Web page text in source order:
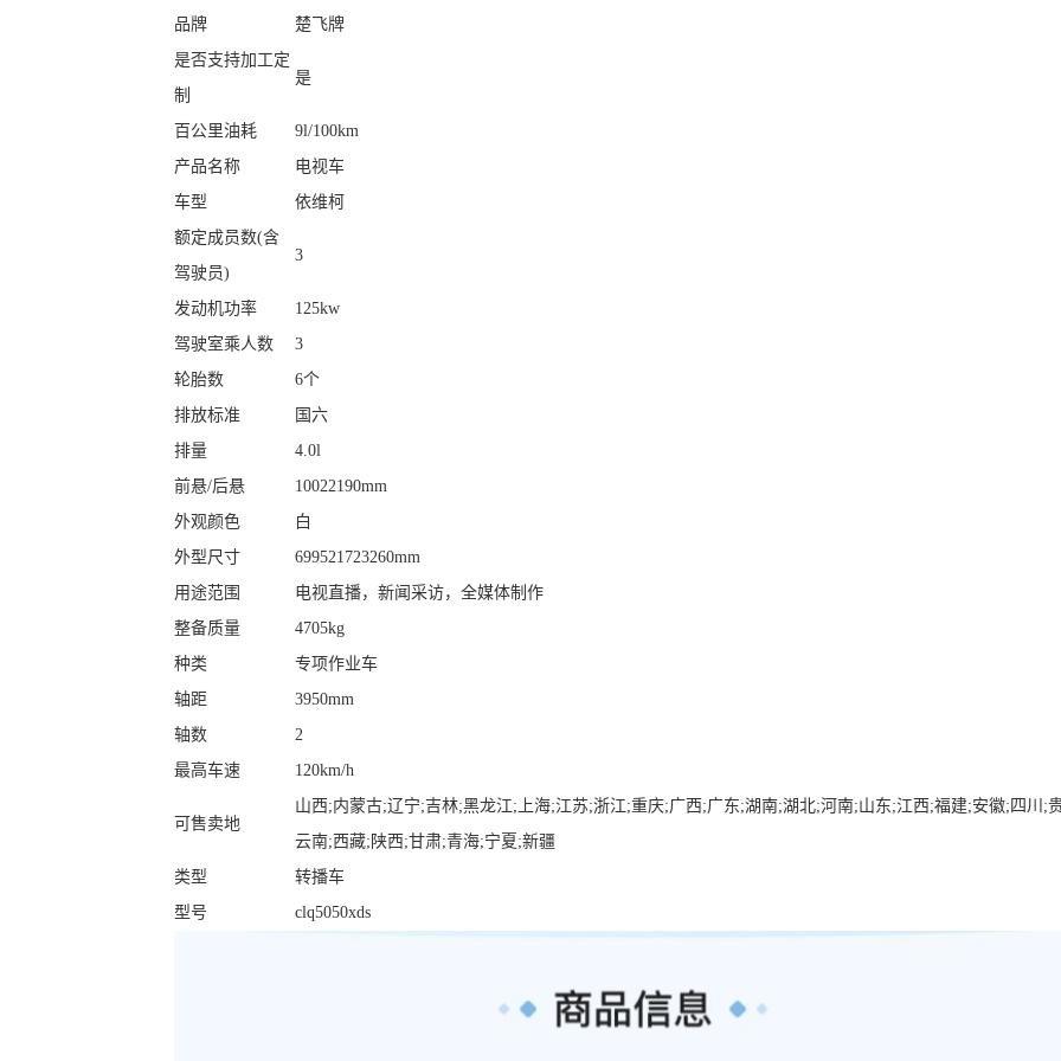
品牌
楚飞牌
是否支持加工定
制
是
百公里油耗
9l/100km
产品名称
电视车
车型
依维柯
额定成员数(含
驾驶员)
3
发动机功率
125kw
驾驶室乘人数
3
轮胎数
6个
排放标准
国六
排量
4.0l
前悬/后悬
10022190mm
外观颜色
白
外型尺寸
699521723260mm
用途范围
电视直播，新闻采访，全媒体制作
整备质量
4705kg
种类
专项作业车
轴距
3950mm
轴数
2
最高车速
120km/h
可售卖地
山西;内蒙古;辽宁;吉林;黑龙江;上海;江苏;浙江;重庆;广西;广东;湖南;湖北;河南;山东;江西;福建;安徽;四川;
云南;西藏;陕西;甘肃;青海;宁夏;新疆
类型
转播车
型号
clq5050xds